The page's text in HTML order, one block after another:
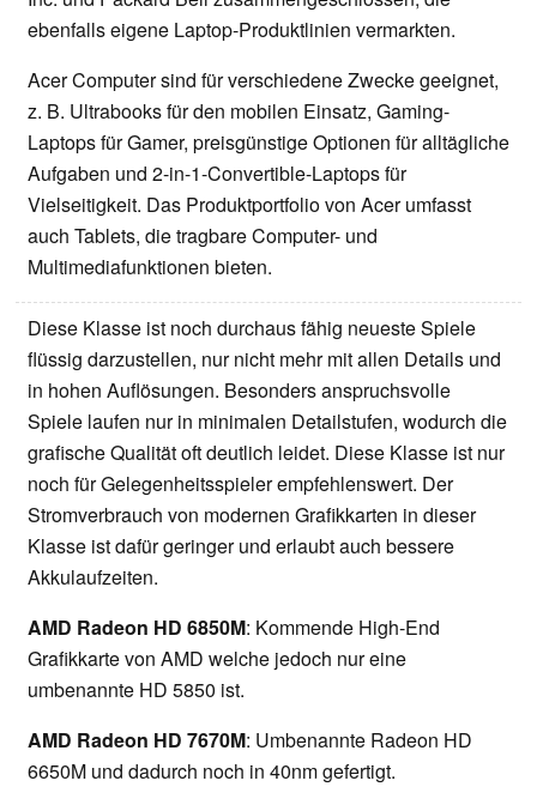
ebenfalls eigene Laptop-Produktlinien vermarkten.
Acer Computer sind für verschiedene Zwecke geeignet,
z. B. Ultrabooks für den mobilen Einsatz, Gaming-
Laptops für Gamer, preisgünstige Optionen für alltägliche
Aufgaben und 2-in-1-Convertible-Laptops für
Vielseitigkeit. Das Produktportfolio von Acer umfasst
auch Tablets, die tragbare Computer- und
Multimediafunktionen bieten.
Diese Klasse ist noch durchaus fähig neueste Spiele
flüssig darzustellen, nur nicht mehr mit allen Details und
in hohen Auflösungen. Besonders anspruchsvolle
Spiele laufen nur in minimalen Detailstufen, wodurch die
grafische Qualität oft deutlich leidet. Diese Klasse ist nur
noch für Gelegenheitsspieler empfehlenswert. Der
Stromverbrauch von modernen Grafikkarten in dieser
Klasse ist dafür geringer und erlaubt auch bessere
Akkulaufzeiten.
AMD Radeon HD 6850M: Kommende High-End
Grafikkarte von AMD welche jedoch nur eine
umbenannte HD 5850 ist.
AMD Radeon HD 7670M: Umbenannte Radeon HD
6650M und dadurch noch in 40nm gefertigt.